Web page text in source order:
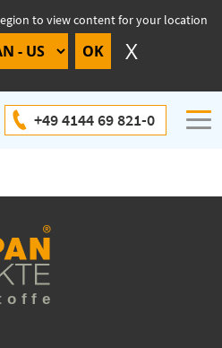
to view content for your location
+49 4144 69 821-0
1K